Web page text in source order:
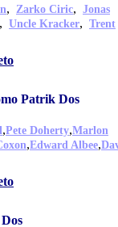
, Zarko Ciric, Jonas
, Uncle Kracker, Trent
Patrik Dos
,Pete Doherty,Marlon
,Edward Albee,